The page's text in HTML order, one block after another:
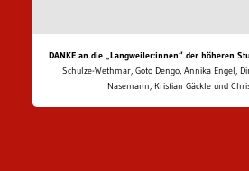
DANKE an die „Langweiler:innen“ der höheren
Schulze-Wethmar, Goto Dengo, Annika Engel,
Nasemann, Kristian Gäckle und